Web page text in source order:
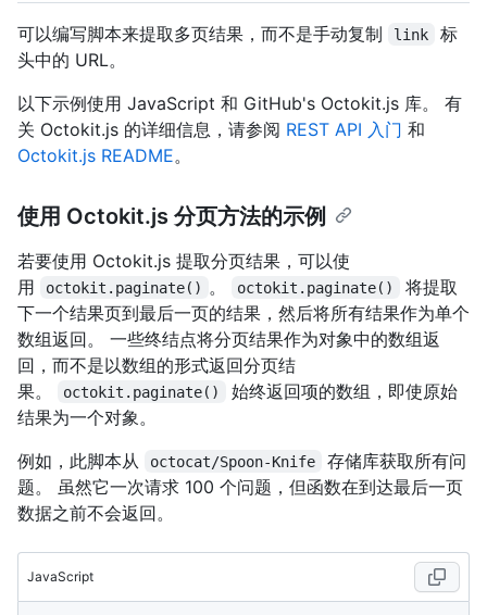
可以编写脚本来提取多页结果，而不是手动复制 link
标
头中的 URL。
以下示例使用 JavaScript 和 GitHub's Octokit.js 库。 有
关 Octokit.js 的详细信息，请参阅 REST API 入门 和
Octokit.js README。
使用 Octokit.js 分页方法的示例
若要使用 Octokit.js 提取分页结果，可以使
用
octokit.paginate() 。 octokit.paginate()
将提取
下一个结果页到最后一页的结果，然后将所有结果作为单个
数组返回。 一些终结点将分页结果作为对象中的数组返
回，而不是以数组的形式返回分页结
果。
octokit.paginate()
始终返回项的数组，即使原始
结果为一个对象。
例如，此脚本从
octocat/Spoon-Knife
存储库获取所有问
题。 虽然它一次请求 100 个问题，但函数在到达最后一页
数据之前不会返回。
JavaScript